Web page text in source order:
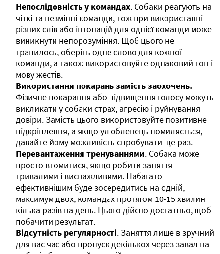
Непослідовність у командах. Собаки реагують на
чіткі та незмінні команди, тож при використанні
різних слів або інтонацій для однієї команди може
виникнути непорозуміння. Щоб цього не
трапилось, оберіть одне слово для кожної
команди, а також використовуйте однаковий тон і
мову жестів.
Використання покарань замість заохочень.
Фізичне покарання або підвищення голосу можуть
викликати у собаки страх, агресію і руйнування
довіри. Замість цього використовуйте позитивне
підкріплення, а якщо улюбленець помиляється,
давайте йому можливість спробувати ще раз.
Перевантаження тренуваннями. Собака може
просто втомитися, якщо робити заняття
тривалими і виснажливими. Набагато
ефективнішим буде зосередитись на одній,
максимум двох, командах протягом 10-15 хвилин
кілька разів на день. Цього дійсно достатньо, щоб
побачити результат.
Відсутність регулярності. Заняття лише в зручний
для вас час або пропуск декількох через завал на